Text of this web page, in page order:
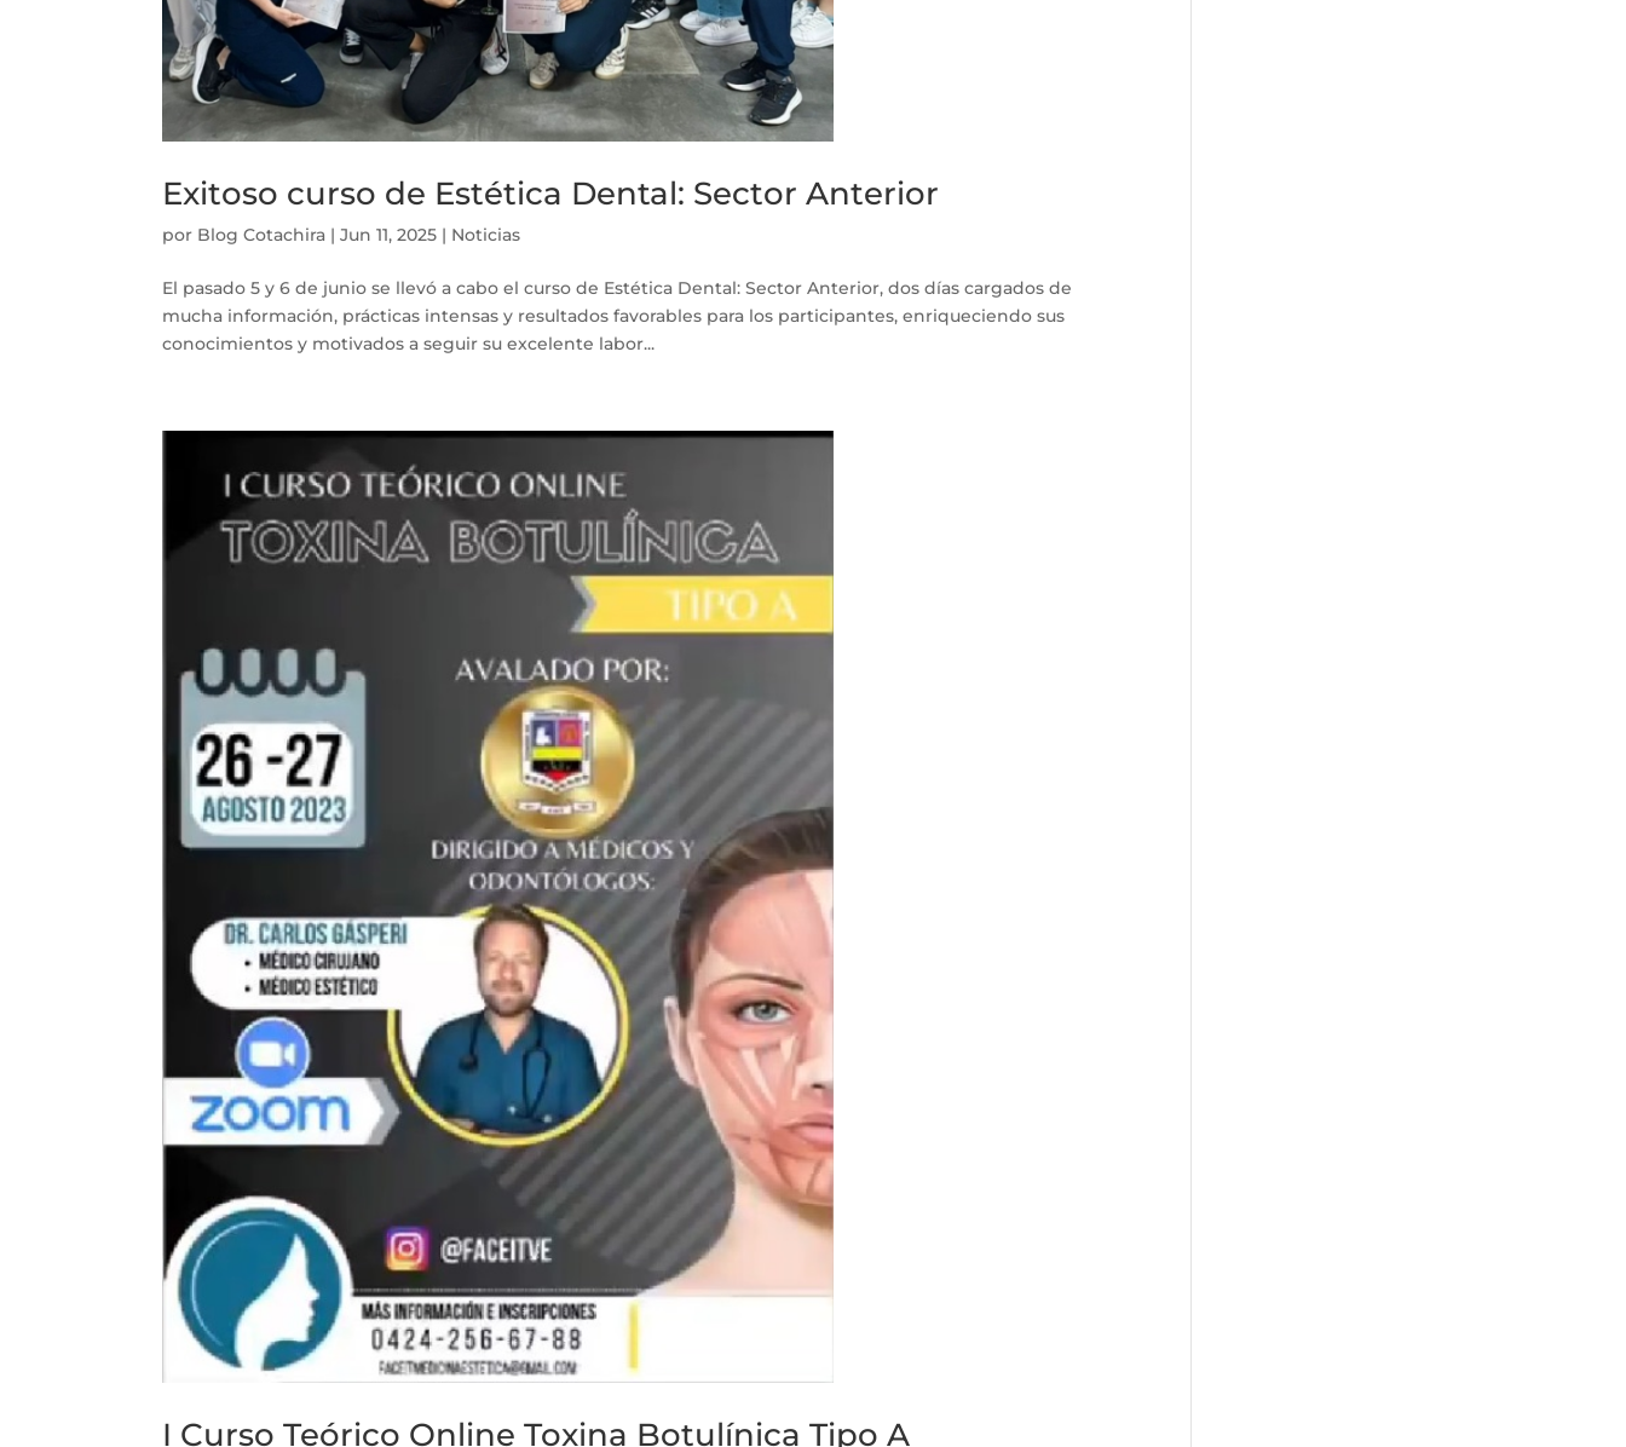
Exitoso curso de Estética Dental: Sector Anterior
por Blog Cotachira |Jun 11, 2025 | Noticias
El pasado 5 y 6 de junio se llevó a cabo el curso de Estética Dental: Sector Anterior, dos días cargados de
mucha información, prácticas intensas y resultados favorables para los participantes, enriqueciendo sus
conocimientos y motivados a seguir su excelente labor...
I Curso Teórico Online Toxina Botulínica Tipo A